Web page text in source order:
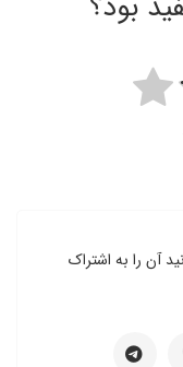
آن را به اشتراک